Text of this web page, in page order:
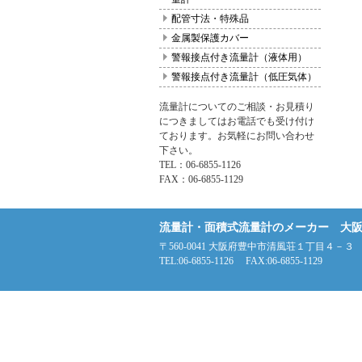
配管寸法・特殊品
金属製保護カバー
警報接点付き流量計（液体用）
警報接点付き流量計（低圧気体）
流量計についてのご相談・お見積り
につきましてはお電話でも受け付け
ております。お気軽にお問い合わせ
下さい。
TEL：06-6855-1126
FAX：06-6855-1129
流量計・面積式流量計のメーカー 大
〒560-0041 大阪府豊中市清風荘１丁目４－３
TEL:06-6855-1126 FAX:06-6855-1129